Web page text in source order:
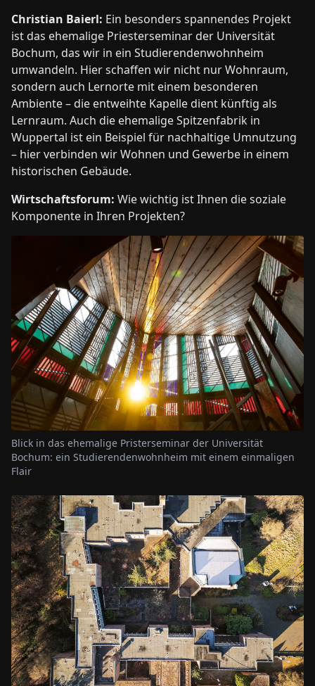
Christian Baierl: Ein besonders spannendes Projekt
ist das ehemalige Priesterseminar der Universität
Bochum, das wir in ein Studierendenwohnheim
umwandeln. Hier schaffen wir nicht nur Wohnraum,
sondern auch Lernorte mit einem besonderen
Ambiente – die entweihte Kapelle dient künftig als
Lernraum. Auch die ehemalige Spitzenfabrik in
Wuppertal ist ein Beispiel für nachhaltige Umnutzung
– hier verbinden wir Wohnen und Gewerbe in einem
historischen Gebäude.
Wirtschaftsforum: Wie wichtig ist Ihnen die soziale
Komponente in Ihren Projekten?
Blick in das ehemalige Pristerseminar der Universität
Bochum: ein Studierendenwohnheim mit einem einmaligen
Flair